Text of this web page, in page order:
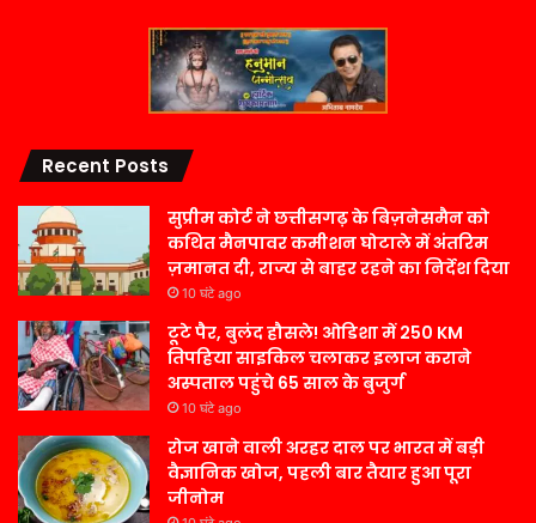
Recent Posts
सुप्रीम कोर्ट ने छत्तीसगढ़ के बिज़नेसमैन को
कथित मैनपावर कमीशन घोटाले में अंतरिम
ज़मानत दी, राज्य से बाहर रहने का निर्देश दिया
10 घंटे ago
टूटे पैर, बुलंद हौसले! ओडिशा में 250 KM
तिपहिया साइकिल चलाकर इलाज कराने
अस्पताल पहुंचे 65 साल के बुजुर्ग
10 घंटे ago
रोज खाने वाली अरहर दाल पर भारत में बड़ी
वैज्ञानिक खोज, पहली बार तैयार हुआ पूरा
जीनोम